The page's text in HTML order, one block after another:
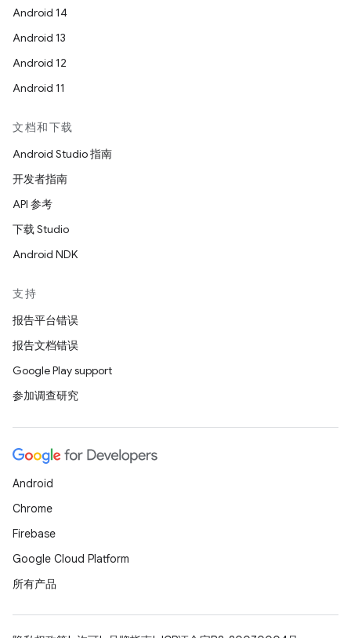
Android 14
Android 13
Android 12
Android 11
文档和下载
Android Studio 指南
开发者指南
API 参考
下载 Studio
Android NDK
支持
报告平台错误
报告文档错误
Google Play support
参加调查研究
Android
Chrome
Firebase
Google Cloud Platform
所有产品